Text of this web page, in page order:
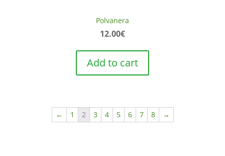
Polvanera
12.00€
Add to cart
← 1 2 3 4 5 6 7 8 →